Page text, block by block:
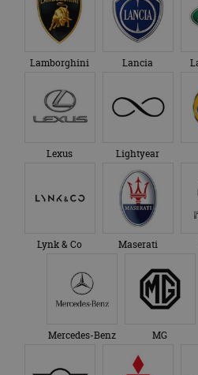
Lamborghini Lancia
Lexus Lightyear
Lynk & Co Maserati
Mercedes-Benz MG